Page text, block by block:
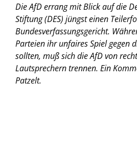
Die AfD errang mit Blick auf die
Stiftung (DES) jüngst einen
Bundesverfassungsgericht.
Parteien ihr unfaires Spiel gegen
sollten, muß sich die AfD von
Lautsprechern trennen. Ein
Patzelt.